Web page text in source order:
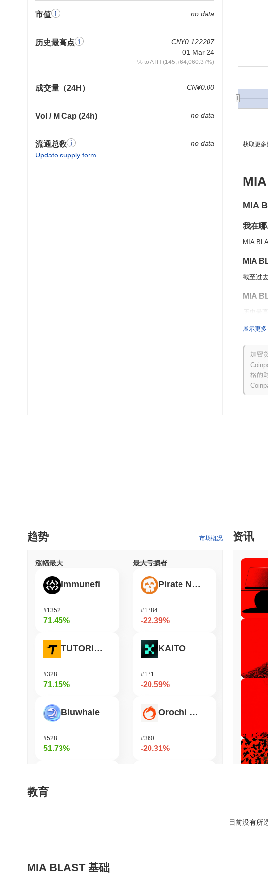
市值 no data
历史最高点
CN¥0.122207
01 Mar 24
% to ATH (145,764,060.37%)
成交量（24H） CN¥0.00
Vol / M Cap (24h) no data
流通总数
Update supply form
no data 获取更多
MIA
我在
MIA
MIA
截至过
MIA
历史最
与更
在过去
现强劲。
展示更多
加密
格的
趋势 市场概况
涨幅最大
Immunefi
#1352
71.45%
TUTORIAL
#328
71.15%
Bluwhale
#528
51.73%
#361
最大亏损者
Pirate Nation Token
#1784
-22.39%
KAITO
#171
-20.59%
Orochi Network
#360
-20.31%
资讯
教育
目前没有所
MIA BLAST 基础